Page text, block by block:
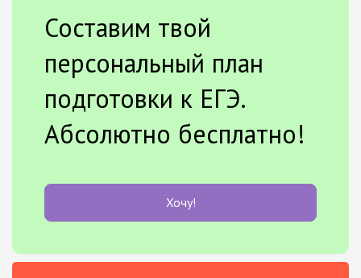
Составим твой
персональный план
подготовки к ЕГЭ.
Абсолютно бесплатно!
Хочу!